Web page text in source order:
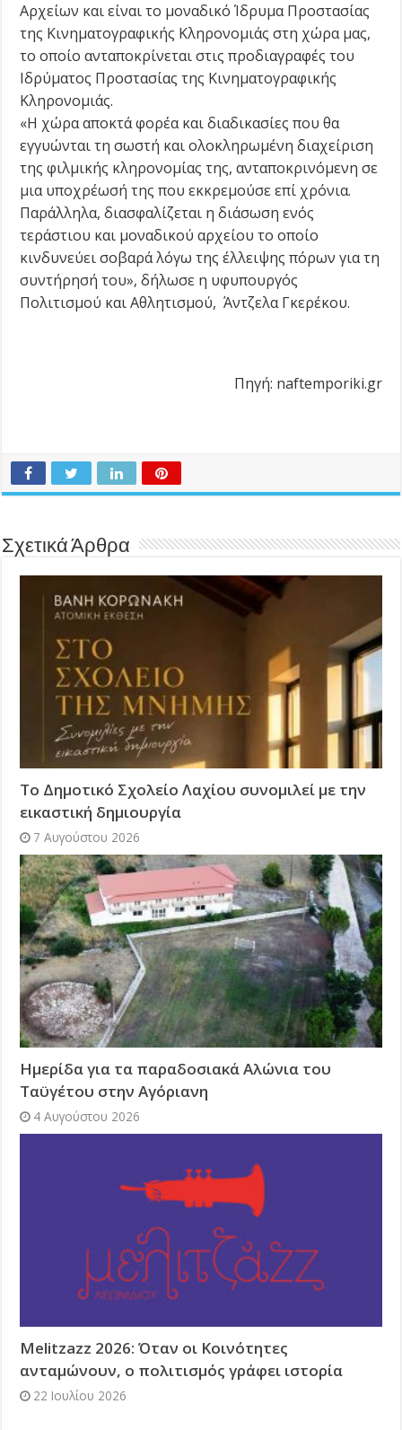
Αρχείων και είναι το μοναδικό Ίδρυμα Προστασίας
της Κινηματογραφικής Κληρονομιάς στη χώρα μας,
το οποίο ανταποκρίνεται στις προδιαγραφές του
Ιδρύματος Προστασίας της Κινηματογραφικής
Κληρονομιάς.
«Η χώρα αποκτά φορέα και διαδικασίες που θα
εγγυώνται τη σωστή και ολοκληρωμένη διαχείριση
της φιλμικής κληρονομίας της, ανταποκρινόμενη σε
μια υποχρέωσή της που εκκρεμούσε επί χρόνια.
Παράλληλα, διασφαλίζεται η διάσωση ενός
τεράστιου και μοναδικού αρχείου το οποίο
κινδυνεύει σοβαρά λόγω της έλλειψης πόρων για τη
συντήρησή του», δήλωσε η υφυπουργός
Πολιτισμού και Αθλητισμού, Άντζελα Γκερέκου.
Πηγή: naftemporiki.gr
Σχετικά Άρθρα
Το Δημοτικό Σχολείο Λαχίου συνομιλεί με την
εικαστική δημιουργία
7 Αυγούστου 2026
Ημερίδα για τα παραδοσιακά Αλώνια του
Ταϋγέτου στην Αγόριανη
4 Αυγούστου 2026
Melitzazz 2026: Όταν οι Κοινότητες
ανταμώνουν, ο πολιτισμός γράφει ιστορία
22 Ιουλίου 2026